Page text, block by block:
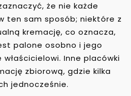
że nie każde
ten sam sposób; niektóre z
kremację, co oznacza,
palone osobno i jego
Inne placówki
zbiorową, gdzie kilka
jednocześnie.